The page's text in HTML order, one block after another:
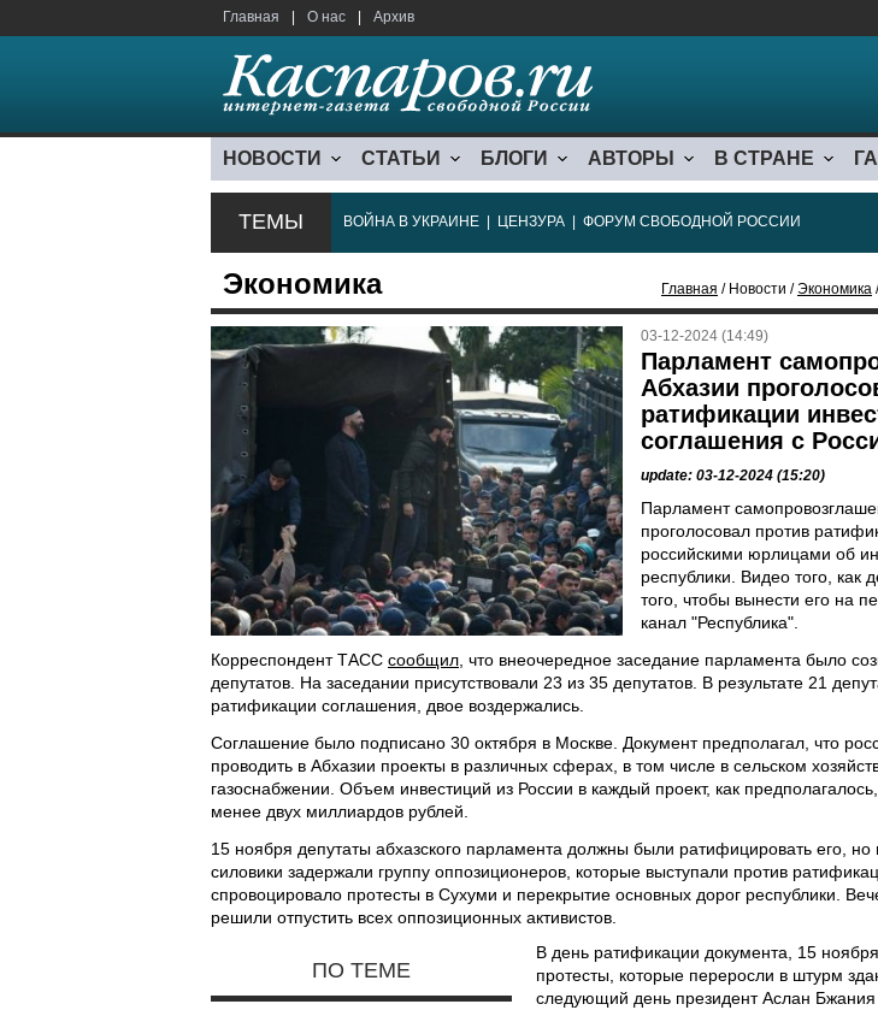
Главная О нас Архив
НОВОСТИ СТАТЬИ БЛОГИ АВТОРЫ В СТРАНЕ
ТЕМЫ ВОЙНА В УКРАИНЕ ЦЕНЗУРА ФОРУМ СВОБОДНОЙ РОССИИ
Экономика Главная / Новости /Экономика
03-12-2024 (14:49)
Парламент
Абхазии
ратификации
соглашения с
update: 03-12-2024 (15:20)
Парламент
проголосовал против
российскими юрлицами об
республики. Видео того, как
того, чтобы вынести его на
канал "Республика".
Корреспондент ТАСС сообщил , что внеочередное заседание парламента было
депутатов. На заседании присутствовали 23 из 35 депутатов. В результате 21
ратификации соглашения, двое воздержались.
Соглашение было подписано 30 октября в Москве. Документ предполагал, что
проводить в Абхазии проекты в различных сферах, в том числе в сельском
газоснабжении. Объем инвестиций из России в каждый проект, как
менее двух миллиардов рублей.
15 ноября депутаты абхазского парламента должны были ратифицировать его,
силовики задержали группу оппозиционеров, которые выступали против
спровоцировало протесты в Сухуми и перекрытие основных дорог республики.
решили отпустить всех оппозиционных активистов.
ПО ТЕМЕ
В день ратификации документа, 15
протесты, которые переросли в штурм
следующий день президент Аслан Бжания